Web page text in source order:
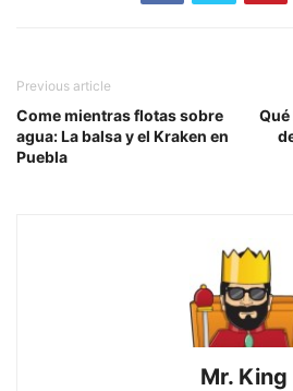
Previous article
Come mientras flotas sobre
agua: La balsa y el Kraken en
Puebla
Mr. King